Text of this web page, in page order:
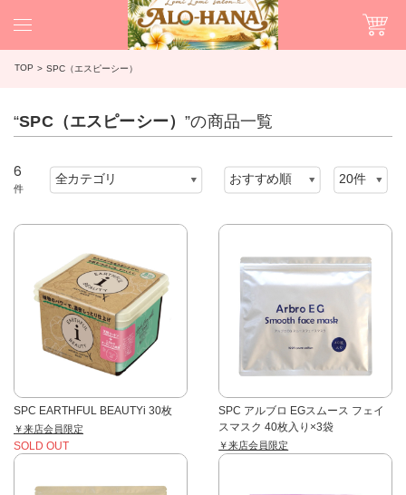
TOP SPC（エスピーシー）
“SPC（エスピーシー）”の商品一覧
6
件
SPC EARTHFUL BEAUTYi 30枚
￥来店会員限定
SOLD OUT
SPC アルブロ EGスムース フェイ
スマスク 40枚入り×3袋
￥来店会員限定